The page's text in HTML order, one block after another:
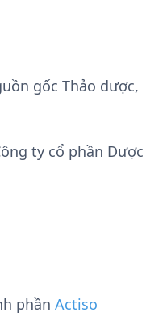
gốc Thảo dược,
ty cổ phần Dược
phần Actiso